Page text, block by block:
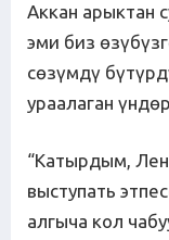
Аккан арыктан
эми биз
сөзүмдү
ураалаган
“Катырдым,
выступать
алгыча кол